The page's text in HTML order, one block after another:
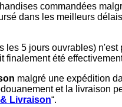
commandées
dans les meilleurs
5 jours ouvrables)
finalement été
malgré une expédition
et la livraison
Livraison“.